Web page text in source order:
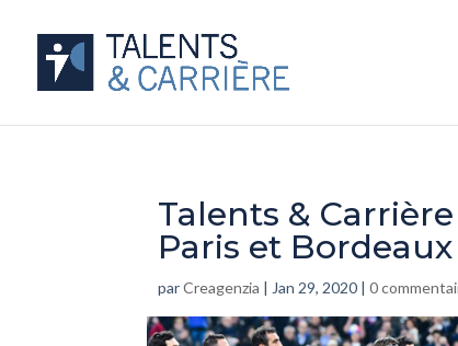
Talents &
Paris et
parCreagenzia | Jan 29, 2020 |0